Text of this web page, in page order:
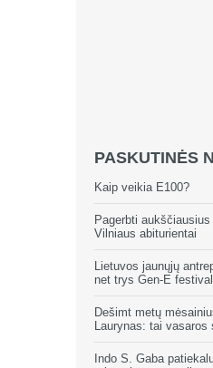
PASKUTINĖS
Kaip veikia E100?
Pagerbti
Vilniaus abiturientai
Lietuvos jaunųjų
net trys Gen-E
Dešimt metų
Laurynas: tai vasaros
Indo S. Gaba